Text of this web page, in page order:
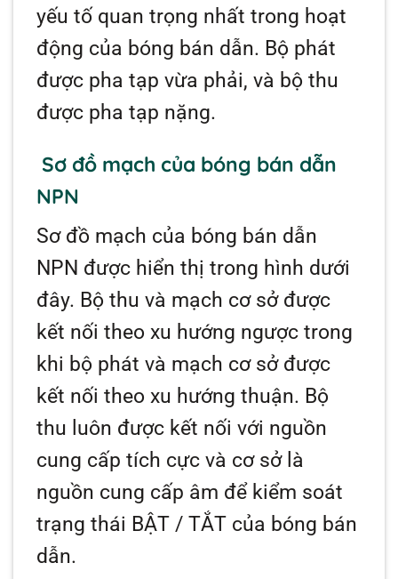
yếu tố quan trọng nhất trong hoạt
động của bóng bán dẫn. Bộ phát
được pha tạp vừa phải, và bộ thu
được pha tạp nặng.
Sơ đồ mạch của bóng bán dẫn
NPN
Sơ đồ mạch của bóng bán dẫn
NPN được hiển thị trong hình dưới
đây. Bộ thu và mạch cơ sở được
kết nối theo xu hướng ngược trong
khi bộ phát và mạch cơ sở được
kết nối theo xu hướng thuận. Bộ
thu luôn được kết nối với nguồn
cung cấp tích cực và cơ sở là
nguồn cung cấp âm để kiểm soát
trạng thái BẬT / TẮT của bóng bán
dẫn.